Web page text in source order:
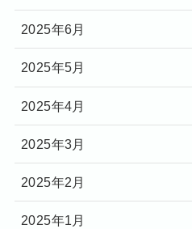
2025年6月
2025年5月
2025年4月
2025年3月
2025年2月
2025年1月